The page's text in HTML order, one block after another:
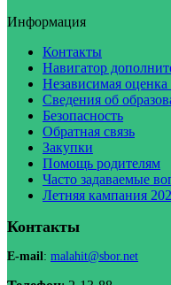
Информация
Контакты
Навигатор
Независимая оценка
Сведения об
Безопасность
Обратная связь
Закупки
Помощь родителям
Часто задаваемые
Летняя кампания
Контакты
E-mail: malahit@sbor.net